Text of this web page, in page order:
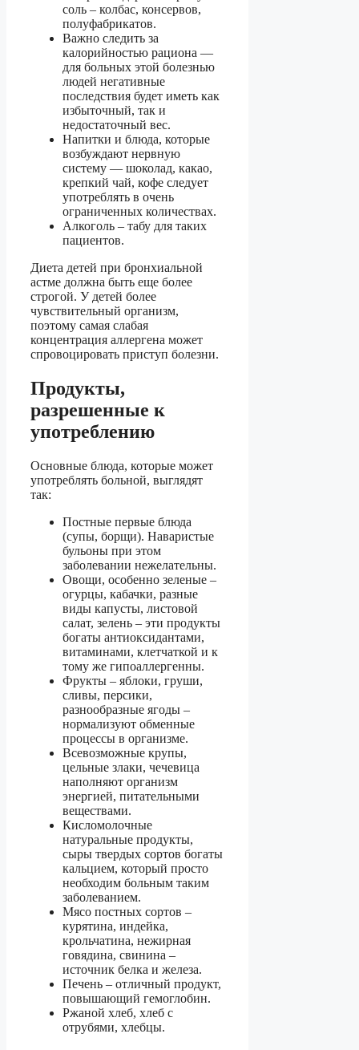
соль – колбас, консервов,
полуфабрикатов.
Важно следить за
калорийностью рациона —
для больных этой болезнью
людей негативные
последствия будет иметь как
избыточный, так и
недостаточный вес.
Напитки и блюда, которые
возбуждают нервную
систему — шоколад, какао,
крепкий чай, кофе следует
употреблять в очень
ограниченных количествах.
Алкоголь – табу для таких
пациентов.
Диета детей при бронхиальной
астме должна быть еще более
строгой. У детей более
чувствительный организм,
поэтому самая слабая
концентрация аллергена может
спровоцировать приступ болезни.
Продукты,
разрешенные к
употреблению
Основные блюда, которые может
употреблять больной, выглядят
так:
Постные первые блюда
(супы, борщи). Наваристые
бульоны при этом
заболевании нежелательны.
Овощи, особенно зеленые –
огурцы, кабачки, разные
виды капусты, листовой
салат, зелень – эти продукты
богаты антиоксидантами,
витаминами, клетчаткой и к
тому же гипоаллергенны.
Фрукты – яблоки, груши,
сливы, персики,
разнообразные ягоды –
нормализуют обменные
процессы в организме.
Всевозможные крупы,
цельные злаки, чечевица
наполняют организм
энергией, питательными
веществами.
Кисломолочные
натуральные продукты,
сыры твердых сортов богаты
кальцием, который просто
необходим больным таким
заболеванием.
Мясо постных сортов –
курятина, индейка,
крольчатина, нежирная
говядина, свинина –
источник белка и железа.
Печень – отличный продукт,
повышающий гемоглобин.
Ржаной хлеб, хлеб с
отрубями, хлебцы.